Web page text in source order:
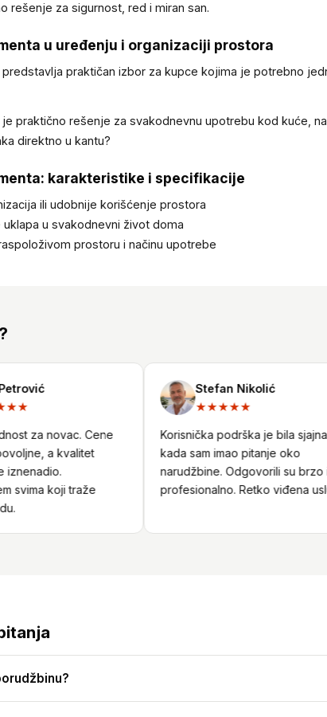
rešenje za sigurnost, red i miran san.
u uređenju i organizaciji prostora
praktičan izbor za kupce kojima je potrebno
praktično rešenje za svakodnevnu upotrebu kod kuće,
direktno u kantu?
karakteristike i specifikacije
ili udobnije korišćenje prostora
uklapa u svakodnevni život doma
prostoru i načinu upotrebe
za novac. Cene
a kvalitet
svima koji traže
Stefan Nikolić
★★★★★
Korisnička podrška je bila sjajna
kada sam imao pitanje oko
narudžbine. Odgovorili su brzo i
profesionalno. Retko viđena